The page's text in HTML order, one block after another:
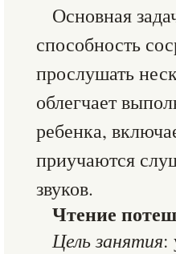
Основная
способность
прослушать
облегчает
ребенка,
приучаются
звуков.
Чтение
Цель занятия: